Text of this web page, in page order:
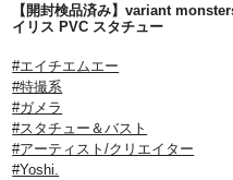
【開封検品済み】variant
イリス PVC スタチュー
#エイチエムエー
#特撮系
#ガメラ
#スタチュー＆バスト
#アーティスト/クリエイター
#Yoshi.